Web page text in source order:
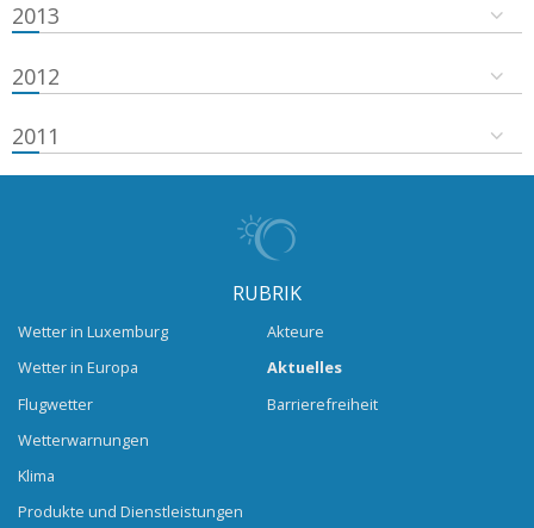
2013
2012
2011
RUBRIK
Wetter in Luxemburg
Wetter in Europa
Flugwetter
Wetterwarnungen
Klima
Produkte und Dienstleistungen
Akteure
Aktuelles
Barrierefreiheit